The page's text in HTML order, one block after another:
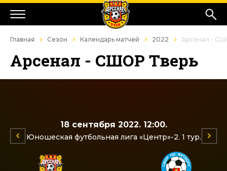
Главная Сезон Календарь матчей 2022 Арсенал -
Арсенал - СШОР Тверь
18 сентября 2022. 12:00.
Юношеская футбольная лига «Центр»-2. 1 тур.